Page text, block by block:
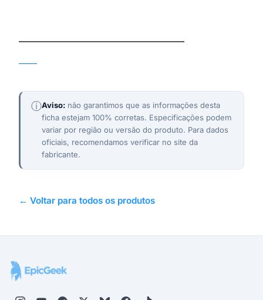
ⓘAviso:não garantimos que as informações desta
ficha estejam 100% corretas. Especificações podem
variar por região ou versão do produto. Para dados
oficiais, recomendamos verificar no site da
fabricante.
← Voltar para todos os produtos